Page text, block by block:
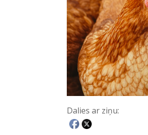
Dalies ar ziņu: